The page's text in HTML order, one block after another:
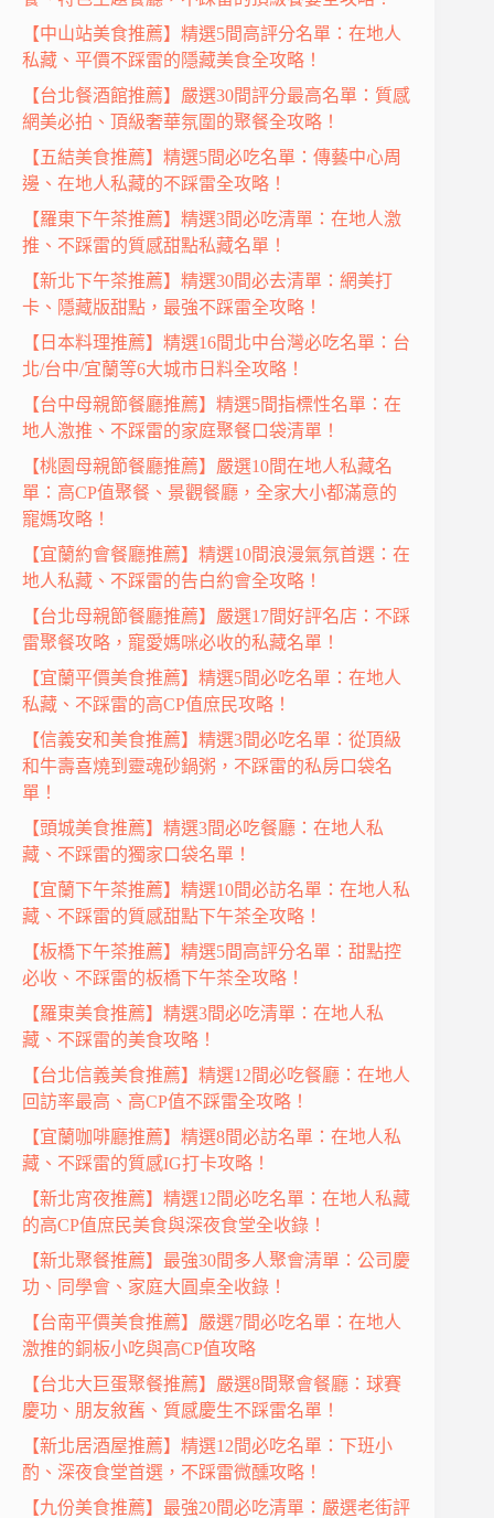
【中山站美食推薦】精選5間高評分名單：在地人
私藏、平價不踩雷的隱藏美食全攻略！
【台北餐酒館推薦】嚴選30間評分最高名單：質感
網美必拍、頂級奢華氛圍的聚餐全攻略！
【五結美食推薦】精選5間必吃名單：傳藝中心周
邊、在地人私藏的不踩雷全攻略！
【羅東下午茶推薦】精選3間必吃清單：在地人激
推、不踩雷的質感甜點私藏名單！
【新北下午茶推薦】精選30間必去清單：網美打
卡、隱藏版甜點，最強不踩雷全攻略！
【日本料理推薦】精選16間北中台灣必吃名單：台
北/台中/宜蘭等6大城市日料全攻略！
【台中母親節餐廳推薦】精選5間指標性名單：在
地人激推、不踩雷的家庭聚餐口袋清單！
【桃園母親節餐廳推薦】嚴選10間在地人私藏名
單：高CP值聚餐、景觀餐廳，全家大小都滿意的
寵媽攻略！
【宜蘭約會餐廳推薦】精選10間浪漫氣氛首選：在
地人私藏、不踩雷的告白約會全攻略！
【台北母親節餐廳推薦】嚴選17間好評名店：不踩
雷聚餐攻略，寵愛媽咪必收的私藏名單！
【宜蘭平價美食推薦】精選5間必吃名單：在地人
私藏、不踩雷的高CP值庶民攻略！
【信義安和美食推薦】精選3間必吃名單：從頂級
和牛壽喜燒到靈魂砂鍋粥，不踩雷的私房口袋名
單！
【頭城美食推薦】精選3間必吃餐廳：在地人私
藏、不踩雷的獨家口袋名單！
【宜蘭下午茶推薦】精選10間必訪名單：在地人私
藏、不踩雷的質感甜點下午茶全攻略！
【板橋下午茶推薦】精選5間高評分名單：甜點控
必收、不踩雷的板橋下午茶全攻略！
【羅東美食推薦】精選3間必吃清單：在地人私
藏、不踩雷的美食攻略！
【台北信義美食推薦】精選12間必吃餐廳：在地人
回訪率最高、高CP值不踩雷全攻略！
【宜蘭咖啡廳推薦】精選8間必訪名單：在地人私
藏、不踩雷的質感IG打卡攻略！
【新北宵夜推薦】精選12間必吃名單：在地人私藏
的高CP值庶民美食與深夜食堂全收錄！
【新北聚餐推薦】最強30間多人聚會清單：公司慶
功、同學會、家庭大圓桌全收錄！
【台南平價美食推薦】嚴選7間必吃名單：在地人
激推的銅板小吃與高CP值攻略
【台北大巨蛋聚餐推薦】嚴選8間聚會餐廳：球賽
慶功、朋友敘舊、質感慶生不踩雷名單！
【新北居酒屋推薦】精選12間必吃名單：下班小
酌、深夜食堂首選，不踩雷微醺攻略！
【九份美食推薦】最強20間必吃清單：嚴選老街評